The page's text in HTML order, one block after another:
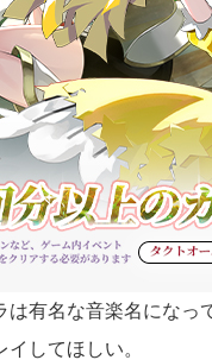
有名な音楽名になっ
イしてほしい。